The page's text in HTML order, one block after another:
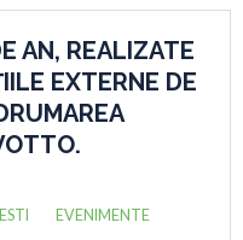
AN, REALIZATE
EXTERNE DE
EVENIMENTE